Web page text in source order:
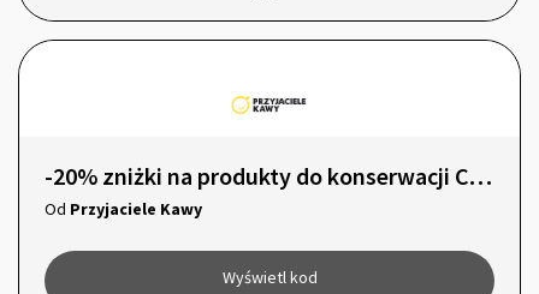
-20% zniżki na produkty do konserwacji COFFEE FRIEND
Od Przyjaciele Kawy
Wyświetl kod